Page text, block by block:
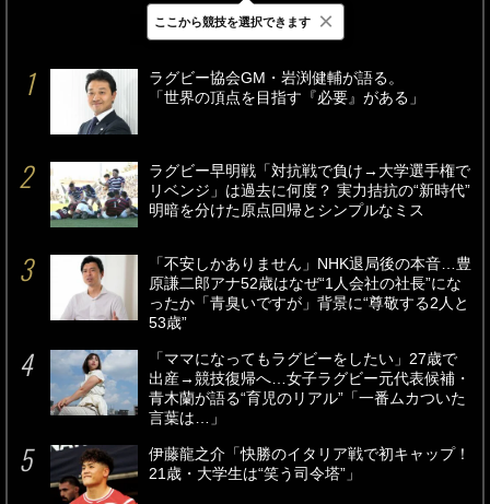
最新 24時間 週間
ラグビー協会GM・岩渕健輔が語る。
「世界の頂点を目指す『必要』がある」
ラグビー早明戦「対抗戦で負け→大学選手権で
リベンジ」は過去に何度？ 実力拮抗の“新時代”
明暗を分けた原点回帰とシンプルなミス
「不安しかありません」NHK退局後の本音…豊
原謙二郎アナ52歳はなぜ“1人会社の社長”にな
ったか「青臭いですが」背景に“尊敬する2人と
53歳”
「ママになってもラグビーをしたい」27歳で
出産→競技復帰へ…女子ラグビー元代表候補・
青木蘭が語る“育児のリアル”「一番ムカついた
言葉は…」
伊藤龍之介「快勝のイタリア戦で初キャップ！
21歳・大学生は“笑う司令塔”」
ここから競技を選択できます ×